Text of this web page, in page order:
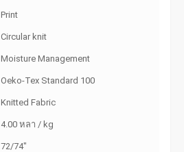
Print
Circular knit
Moisture Management
Oeko-Tex Standard 100
Knitted Fabric
4.00 หลา / kg
72/74"